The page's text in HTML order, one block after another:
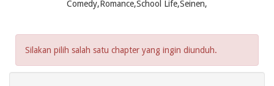
Comedy,Romance,School Life,Seinen,
Silakan pilih salah satu chapter yang ingin diunduh.